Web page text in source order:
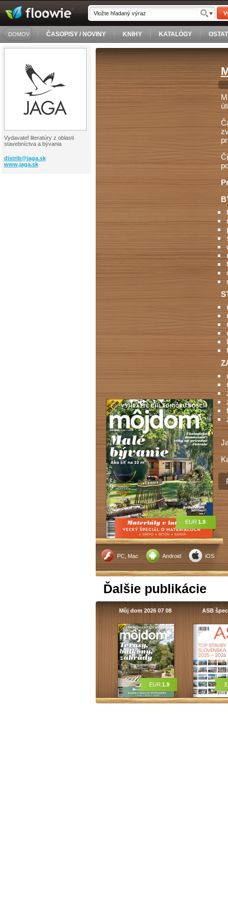
DOMOV ČASOPISY / NOVINY KNIHY KATALÓGY
Vydavateľ literatúry z oblasti
stavebníctva a bývania
distrib@jaga.sk
www.jaga.sk
PC, Mac Android iOS
EUR 1.9
Ďalšie publikácie
Môj dom 2026 07 08
EUR 1.9
ASB